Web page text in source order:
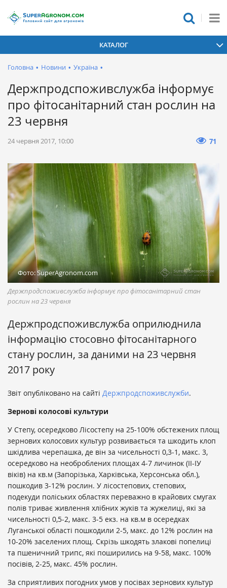
КАТАЛОГ
Головна • Новини • Україна •
Держпродспоживслужба інформує
про фітосанітарний стан рослин на
23 червня
24 червня 2017, 10:00 71
Фото: SuperAgronom.com
Держпродспоживслужба інформує про фітосанітарний стан
рослин на 23 червня
Держпродспоживслужба оприлюднила
інформацію стосовно фітосанітарного
стану рослин, за даними на 23 червня
2017 року
Звіт опубліковано на сайті Держпродспоживслужби.
Зернові колосові культури
У Степу, осередково Лісостепу на 25-100% обстежених площ
зернових колосових культур розвивається та шкодить клоп
шкідлива черепашка, де він за чисельності 0,3-1, макс. 3,
осередково на необроблених площах 4-7 личинок (ІІ-ІУ
віків) на кв.м (Запорізька, Харківська, Херсонська обл.),
пошкодив 3-12% рослин. У лісостепових, степових,
подекуди поліських областях переважно в крайових смугах
полів триває живлення хлібних жуків та жужелиці, які за
чисельності 0,5-2, макс. 3-5 екз. на кв.м в осередках
Луганської області пошкодили 2-5, макс. до 12% рослин на
10-20% заселених площ. Скрізь шкодять злакові попелиці
та пшеничний трипс, які поширились на 9-58, макс. 100%
посівів, 2-25, макс. 45% рослин.
За сприятливих погодних умов у посівах зернових культур